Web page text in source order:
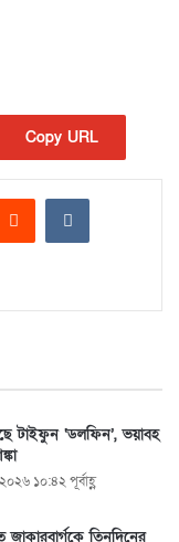
Copy URL
টাইফুন ‘ডলফিন’, ভয়াবহ
১০:৪২ পূর্বাহ্ণ
জাকারবার্গকে তিনদিনের